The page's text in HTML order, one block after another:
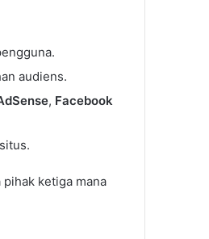
audiens.
, Facebook
ketiga mana